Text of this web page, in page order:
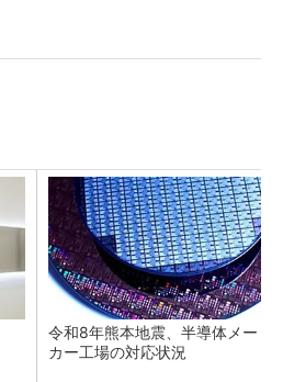
令和8年熊本地震、半導体メー
カー工場の対応状況